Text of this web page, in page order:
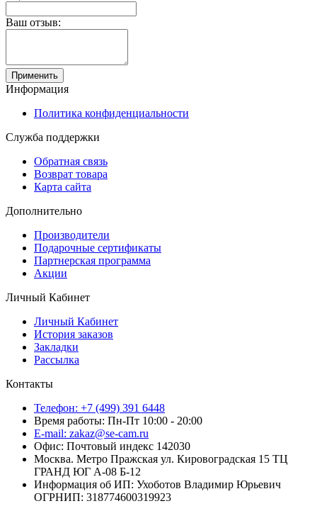
Ваш отзыв:
Применить
Информация
Политика конфиденциальности
Служба поддержки
Обратная связь
Возврат товара
Карта сайта
Дополнительно
Производители
Подарочные сертификаты
Партнерская программа
Акции
Личный Кабинет
Личный Кабинет
История заказов
Закладки
Рассылка
Контакты
Телефон: +7 (499) 391 6448
Время работы: Пн-Пт 10:00 - 20:00
E-mail: zakaz@se-cam.ru
Офис: Почтовый индекс 142030
Москва. Метро Пражская ул. Кировоградская 15 ТЦ
ГРАНД ЮГ А-08 Б-12
Информация об ИП: Ухоботов Владимир Юрьевич
ОГРНИП: 318774600319923